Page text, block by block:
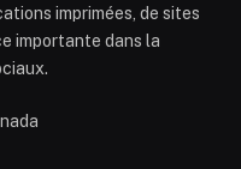
imprimées, de sites
importante dans la